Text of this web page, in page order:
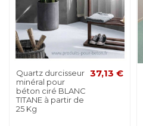
Quartz durcisseur
minéral pour
béton ciré BLANC
TITANE à partir de
25 Kg
37,13 €